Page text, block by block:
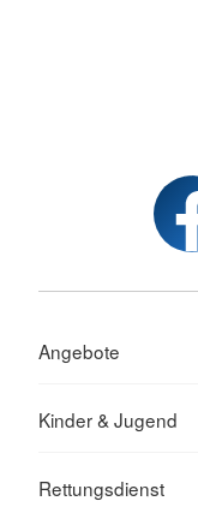
Angebote
Kinder & Jugend
Rettungsdienst